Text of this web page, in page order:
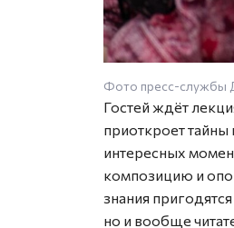
Фото пресс-службы
Гостей ждёт
приоткроет
интересных
композицию и
знания
но и вообще